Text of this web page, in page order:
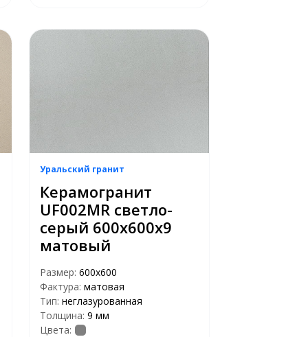
Уральский гранит
Керамогранит
UF002MR светло-
серый 600х600х9
матовый
Размер: 600х600
Фактура: матовая
Тип: неглазурованная
Толщина: 9 мм
Цвета: